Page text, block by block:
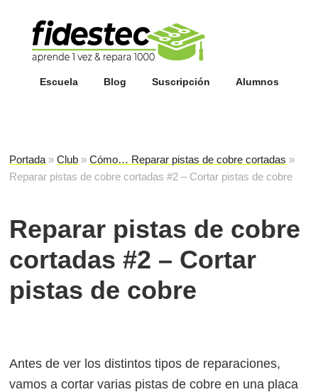
Escuela Blog Suscripción Alumnos
Portada »Club »Cómo… Reparar pistas de cobre cortadas »
Reparar pistas de cobre cortadas #2 – Cortar pistas de cobre
Reparar pistas de cobre
cortadas #2 – Cortar
pistas de cobre
Antes de ver los distintos tipos de reparaciones,
vamos a cortar varias pistas de cobre en una placa